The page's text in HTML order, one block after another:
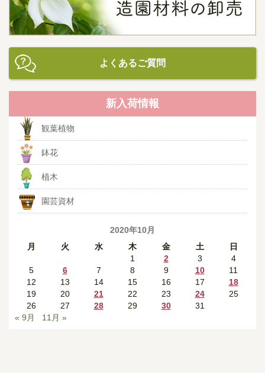
よくあるご質問
新入荷情報
観葉植物
鉢花
植木
園芸資材
2020年10月
月
火 水 木 金 土
日
1
2 3
4
5
6 7 8 9 10
11
12
13 14 15 16 17
18
19
20 21 22 23 24
25
26
27 28 29 30
31
« 9月
11月 »